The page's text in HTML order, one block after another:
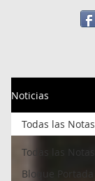
Noticias
Todas las Notas
Bloque Portada
Todas las Notas